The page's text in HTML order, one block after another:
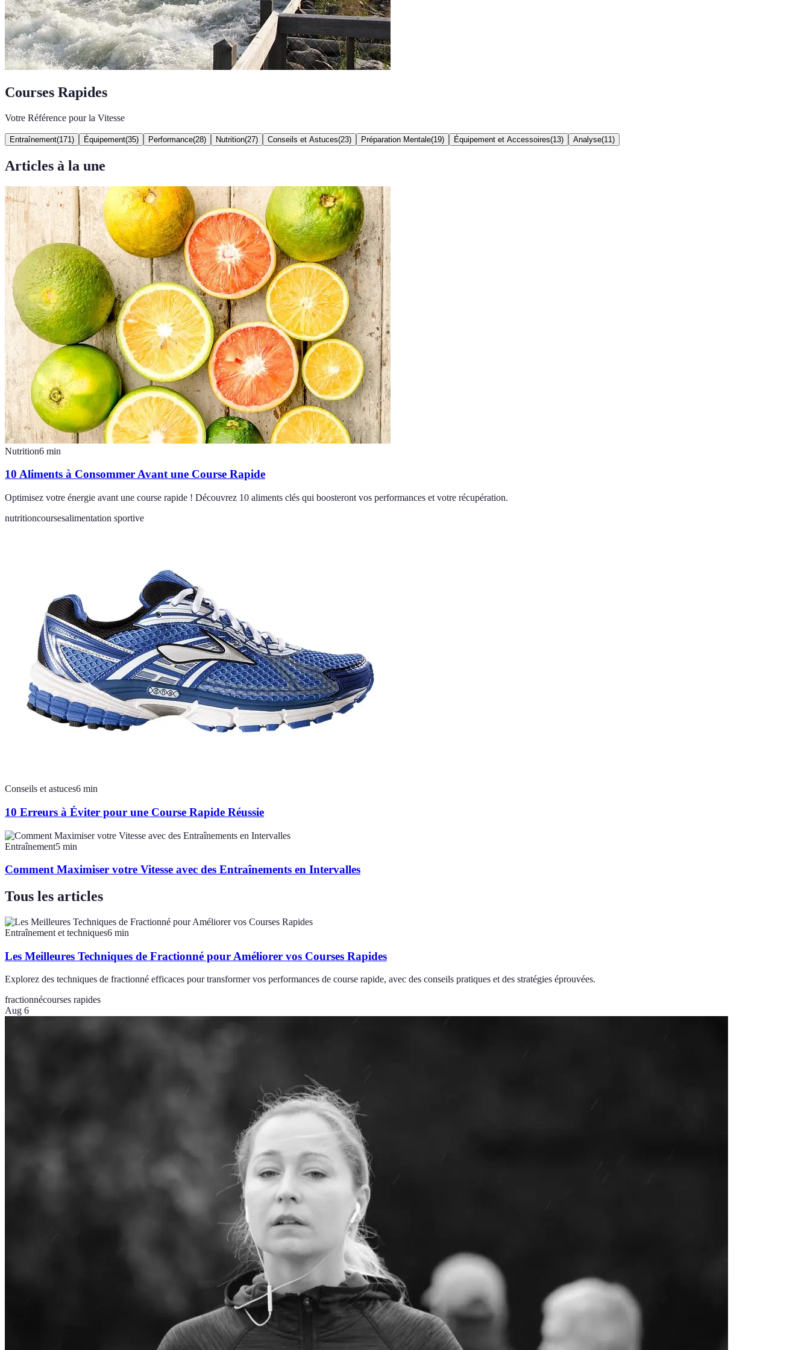
Courses Rapides
Votre Référence pour la Vitesse
Entraînement(171 ) Équipement(35) Performance(28) Nutrition(27) Conseils et Astuces(23) Préparation Mentale(19) Équipement et Accessoires(13) Analyse(11 )
Articles à la une
Nutrition6 min
10 Aliments à Consommer Avant une Course Rapide
Optimisez votre énergie avant une course rapide ! Découvrez 10 aliments clés qui boosteront vos performances et votre récupération.
nutritioncoursesalimentation sportive
Conseils et astuces6 min
10 Erreurs à Éviter pour une Course Rapide Réussie
Entraînement5 min
Comment Maximiser votre Vitesse avec des Entraînements en Intervalles
Tous les articles
Entraînement et techniques6 min
Les Meilleures Techniques de Fractionné pour Améliorer vos Courses Rapides
Explorez des techniques de fractionné efficaces pour transformer vos performances de course rapide, avec des conseils pratiques et des stratégies éprouvées.
fractionnécourses rapides
Aug 6